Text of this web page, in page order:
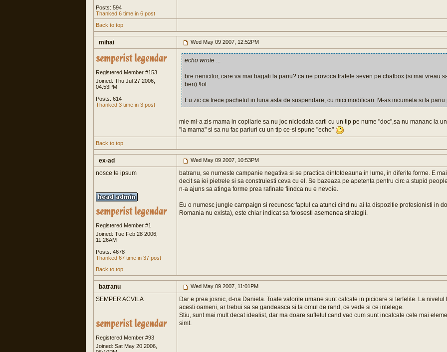
Posts: 594
Thanked 6 time in 6 post
Back to top
mihai Wed May 09 2007, 12:52PM
Registered Member #153
Joined: Thu Jul 27 2006,
04:53PM
Posts: 614
Thanked 3 time in 3 post
echo wrote ...
bre nenicilor, care va mai bagati la pariu? ca ne provoca fratele seven pe chatbox (si mai vreau
beri) !lol
Eu zic ca trece pachetul in luna asta de suspendare, cu mici modificari. M-as incumeta si la pariu
mie mi-a zis mama in copilarie sa nu joc niciodata carti cu un tip pe nume "doc",sa nu mananc la
"la mama" si sa nu fac pariuri cu un tip ce-si spune "echo"
Back to top
ex-ad Wed May 09 2007, 10:53PM
nosce te ipsum
Registered Member #1
Joined: Tue Feb 28 2006,
11:26AM
Posts: 4678
Thanked 67 time in 37 post
batranu, se numeste campanie negativa si se practica dintotdeauna in lume, in diferite forme. E
decit sa iei pietrele si sa construiesti ceva cu el. Se bazeaza pe apetenta pentru circ a stupid
n-a ajuns sa atinga forme prea rafinate fiindca nu e nevoie.
Eu o numesc jungle campaign si recunosc faptul ca atunci cind nu ai la dispozitie profesionisti in
Romania nu exista), este chiar indicat sa folosesti asemenea strategii.
Back to top
batranu Wed May 09 2007, 11:01PM
SEMPER ACVILA
Registered Member #93
Joined: Sat May 20 2006,
Dar e prea josnic, d-na Daniela. Toate valorile umane sunt calcate in picioare si terfelite. La nivelul
acesti oameni, ar trebui sa se gandeasca si la omul de rand, ce vede si ce intelege.
Stiu, sunt mai mult decat idealist, dar ma doare sufletul cand vad cum sunt incalcate cele mai
simt.